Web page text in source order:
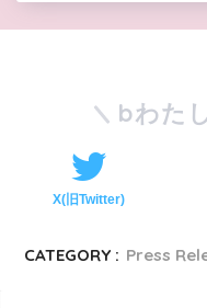
bわた
X(旧Twitter)
CATEGORY : Press